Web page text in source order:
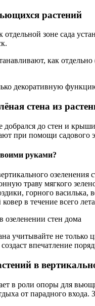
растений
зоне сада
как
декоративную
стена из
до стен и
при помощи садового
руками?
озеленения
траву мягкого
горного
в течение всего
озеленении стен дома
учитывайте не
впечатление
в
в роли опоры для
от парадного